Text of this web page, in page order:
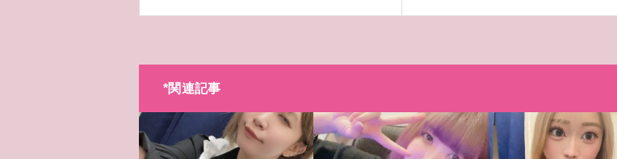
*関連記事